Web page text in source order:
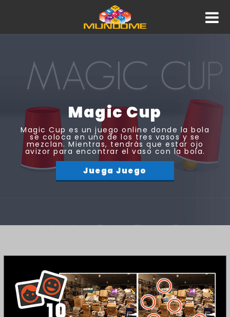
Magic Cup
Magic Cup es un juego online donde la bola
se coloca en uno de los tres vasos y se
mezclan. Mientras, tendrás que estar ojo
avizor para encontrar el vaso con la bola.
Juega Juego